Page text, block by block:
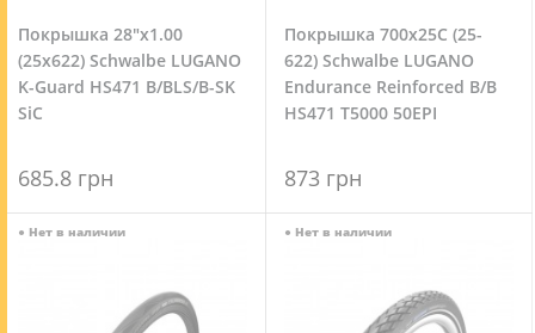
Покрышка 28"x1.00
(25x622) Schwalbe LUGANO
K-Guard HS471 B/BLS/B-SK
SiC
685.8 грн
Покрышка 700x25C (25-
622) Schwalbe LUGANO
Endurance Reinforced B/B
HS471 T5000 50EPI
873 грн
● Нет в наличии ● Нет в наличии